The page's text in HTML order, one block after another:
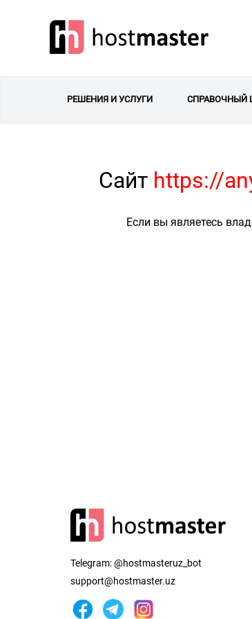
РЕШЕНИЯ И УСЛУГИ СПРАВОЧНЫЙ
Сайт https://
Если вы являетесь
Telegram:@hostmasteruz_bot
support@hostmaster.uz